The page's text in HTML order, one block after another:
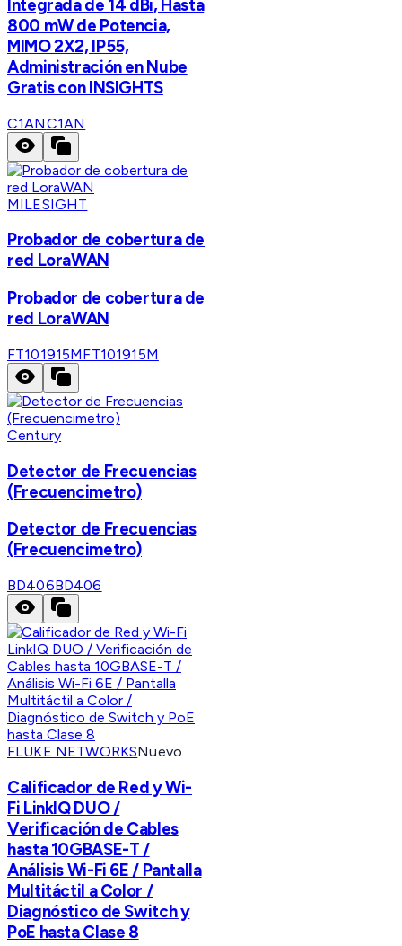
Integrada de 14 dBi, Hasta
800 mW de Potencia,
MIMO 2X2, IP55,
Administración en Nube
Gratis con INSIGHTS
C1ANC1AN
MILESIGHT
Probador de cobertura de
red LoraWAN
Probador de cobertura de
red LoraWAN
FT101915MFT101915M
Century
Detector de Frecuencias
(Frecuencimetro)
Detector de Frecuencias
(Frecuencimetro)
BD406BD406
FLUKE NETWORKSNuevo
Calificador de Red y Wi-
Fi LinkIQ DUO /
Verificación de Cables
hasta 10GBASE-T /
Análisis Wi-Fi 6E / Pantalla
Multitáctil a Color /
Diagnóstico de Switch y
PoE hasta Clase 8